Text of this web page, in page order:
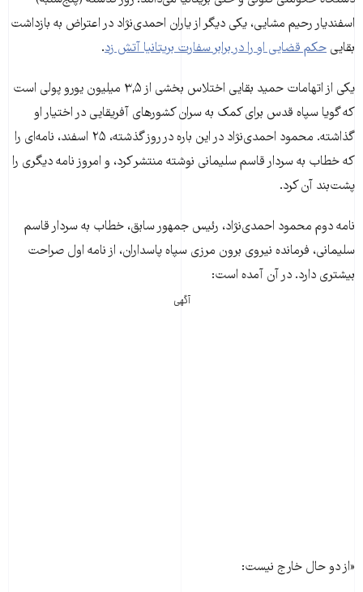
اسفندیار رحیم مشایی، یکی دیگر از یاران احمدی‌نژاد در اعتراض به بازداشت
بقایی حکم قضایی او را در برابر سفارت بریتانیا آتش زد.
یکی از اتهامات حمید بقایی اختلاس بخشی از ۳,۵ میلیون یورو پولی است
که گویا سپاه قدس برای کمک به سران کشورهای آفریقایی در اختیار او
گذاشته. محمود احمدی‌نژاد در این باره در روز گذشته، ۲۵ اسفند، نامه‌ای را
که خطاب به سردار قاسم سلیمانی نوشته منتشر کرد، و امروز نامه‌ دیگری را
پشت‌بند آن کرد.
نامه دوم محمود احمدی‌نژاد، رئیس جمهور سابق، خطاب به سردار قاسم
سلیمانی، فرمانده نیروی برون مرزی سپاه پاسداران، از نامه اول صراحت
بیشتری دارد. در آن آمده است:
آگهی
«از دو حال خارج نیست: